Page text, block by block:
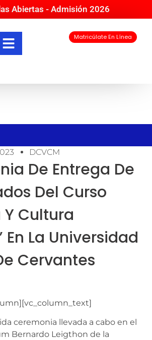
de herramientas
Abiertas - Admisión 2026
Matricúlate En Línea
DCVCM
De Entrega De
Del Curso
Y Cultura
En La Universidad
Cervantes
ceremonia llevada a cabo en el
Bernardo Leigthon de la